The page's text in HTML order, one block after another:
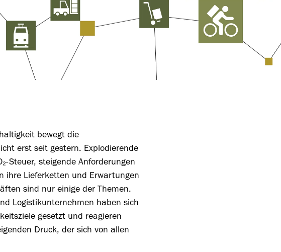
bewegt die
erst seit gestern. Explodierende
Steuer, steigende Anforderungen
ihre Lieferketten und Erwartungen
sind nur einige der Themen.
Logistikunternehmen haben sich
gesetzt und reagieren
Druck, der sich von allen